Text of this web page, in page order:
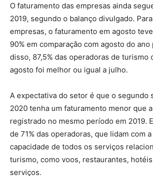
O faturamento das empresas ainda
2019, segundo o balanço divulgado.
empresas, o faturamento em agosto
90% em comparação com agosto do ano
disso, 87,5% das operadoras de turismo
agosto foi melhor ou igual a julho.
A expectativa do setor é que o segundo
2020 tenha um faturamento menor que
registrado no mesmo período em 2019.
de 71% das operadoras, que lidam com
capacidade de todos os serviços
turismo, como voos, restaurantes,
serviços.